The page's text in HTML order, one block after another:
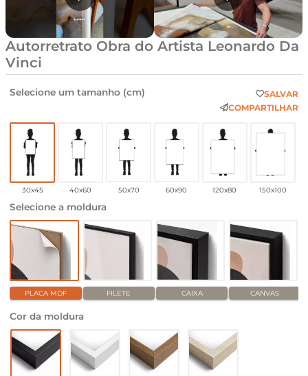
Autorretrato Obra do Artista Leonardo Da
Vinci
Selecione um tamanho (cm)
SALVAR
COMPARTILHAR
30x45 40x60 50x70 60x90 120x80 150x100
Selecione a moldura
PLACA MDF FILETE CAIXA CANVAS
Cor da moldura